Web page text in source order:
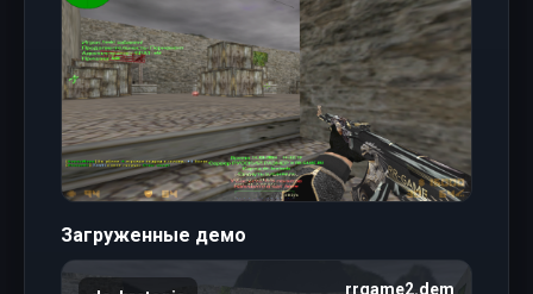
Загруженные демо
rrgame2.dem